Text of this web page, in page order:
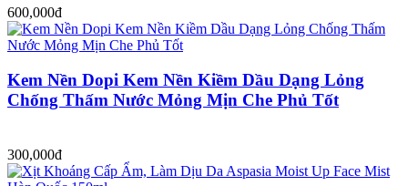
600,000đ
Kem Nền Dopi Kem Nền Kiềm Dầu Dạng Lỏng
Chống Thấm Nước Mỏng Mịn Che Phủ Tốt
300,000đ